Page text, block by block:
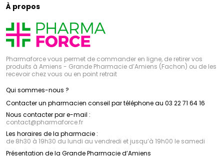
À propos
Pharmaforce vous permet de commander en ligne, de retirer vos
produits à Amiens - Grande Pharmacie d’Amiens (Fachon) ou de les
recevoir chez vous ou en point retrait
Qui sommes-nous ?
Contacter un pharmacien conseil par téléphone au 03 22 71 64 16
Nous contacter par e-mail :
contact@pharmaforce.fr
Les horaires de la pharmacie :
de 8h30 à 19h30 du lundi au vendredi et jusqu’à 19h00 le samedi
Présentation de la Grande Pharmacie d’Amiens